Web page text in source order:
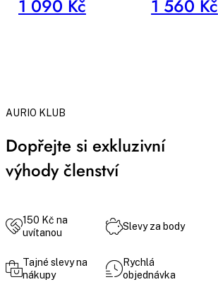
1 090 Kč 1 560 Kč
AURIO KLUB
Dopřejte si exkluzivní
výhody členství
150 Kč na
uvítanou
Slevy za body
Tajné slevy na
nákupy
Rychlá
objednávka